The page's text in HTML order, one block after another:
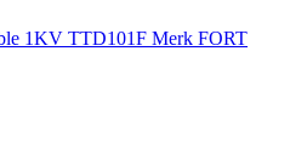
1KV TTD101F Merk FORT